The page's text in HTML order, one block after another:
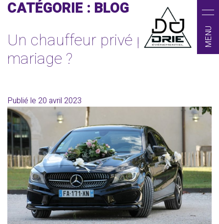
MENU
CATÉGORIE : BLOG
Un chauffeur privé pour votre
mariage ?
Publié le 20 avril 2023